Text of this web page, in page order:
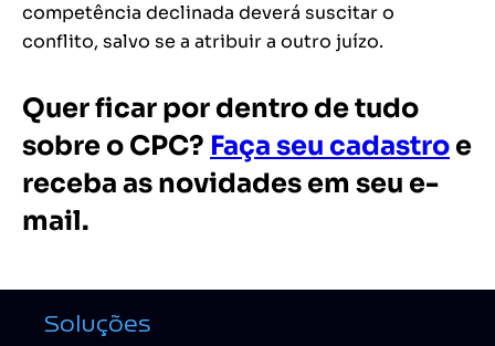
competência declinada deverá suscitar o
conflito, salvo se a atribuir a outro juízo.
Quer ficar por dentro de tudo
sobre o CPC? Faça seu cadastro e
receba as novidades em seu e-
mail.
Soluções